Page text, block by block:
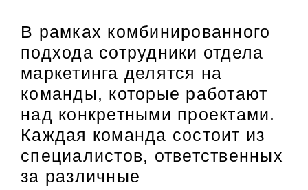
В рамках комбинированного
подхода сотрудники отдела
маркетинга делятся на
команды, которые работают
над конкретными проектами.
Каждая команда состоит из
специалистов, ответственных
за различные